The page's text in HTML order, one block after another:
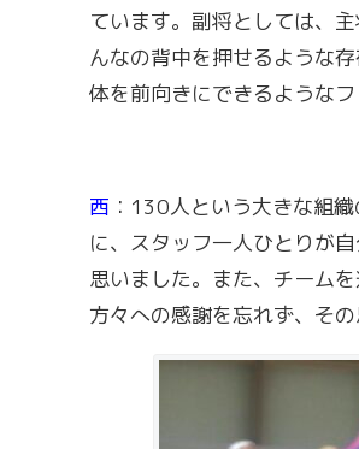
ています。副将としては、
んなの背中を押せるような
体を前向きにできるような
西 ：130人という大きな組
に、スタッフ一人ひとりが
思いました。また、チーム
方々への感謝を忘れず、そ